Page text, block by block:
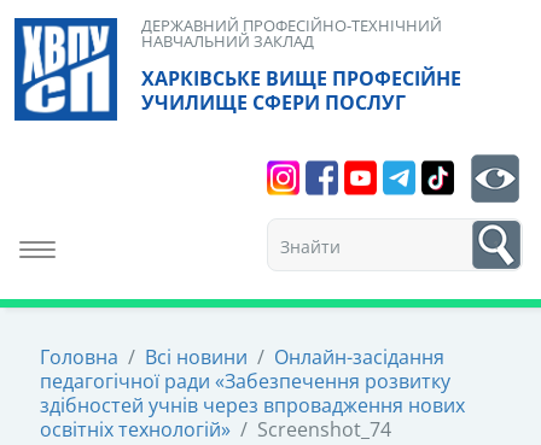
Skip
content
ХАРКІВСЬКЕ ВИЩЕ ПРОФЕСІЙНЕ
УЧИЛИЩЕ СФЕРИ ПОСЛУГ
ДЕРЖАВНИЙ ПРОФЕСІЙНО-ТЕХНІЧНИЙ
НАВЧАЛЬНИЙ ЗАКЛАД
Toggle navigation
1
Головна / Всі новини / Онлайн-засідання
педагогічної ради «Забезпечення розвитку
здібностей учнів через впровадження нових
освітніх технологій» / Screenshot_74